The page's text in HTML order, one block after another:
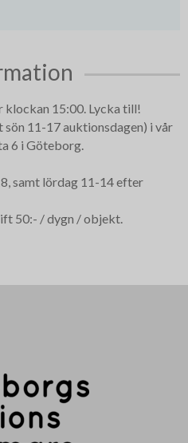
15:00. Lycka till!
11-17 auktionsdagen) i vår
6 i Göteborg.
samt lördag 11-14 efter
50:- / dygn / objekt.